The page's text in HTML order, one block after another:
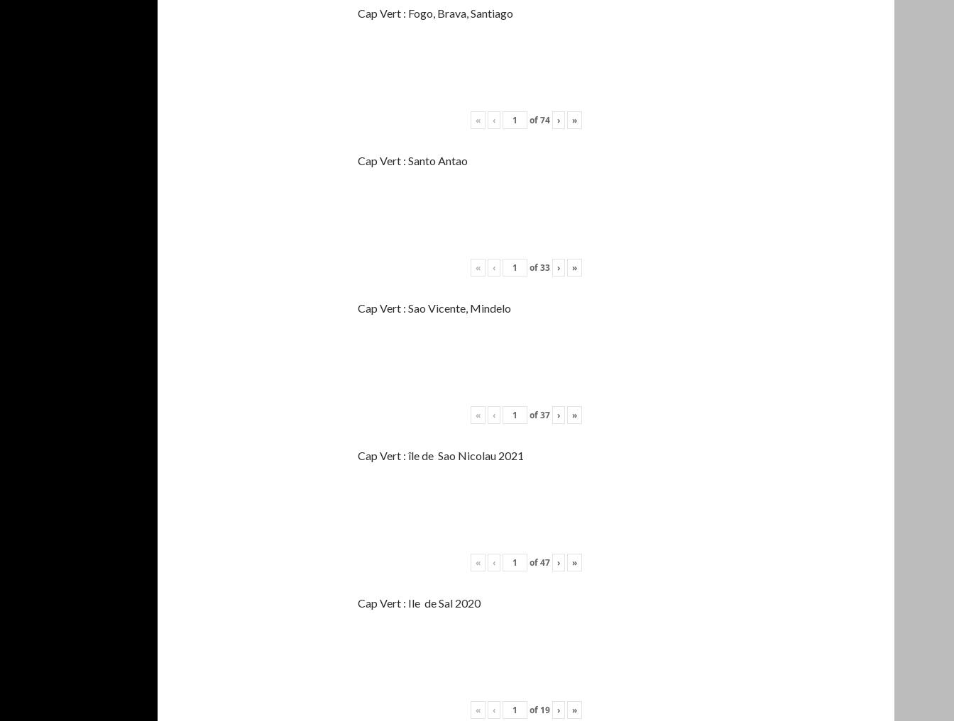
Cap Vert : Fogo, Brava, Santiago
« ‹ of74 › »
Cap Vert : Santo Antao
« ‹ of33 › »
Cap Vert : Sao Vicente, Mindelo
« ‹ of37 › »
Cap Vert : île de Sao Nicolau 2021
« ‹ of47 › »
Cap Vert : Ile de Sal 2020
« ‹ of 19 › »